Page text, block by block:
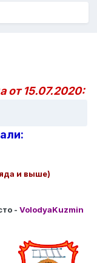
от 15.07.2020:
и выше)
- VolodyaKuzmin